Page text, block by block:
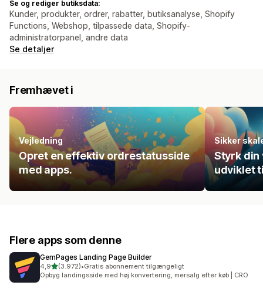
Se og rediger butiksdata:
Kunder, produkter, ordrer, rabatter, butiksanalyse, Shopify
Functions, Webshop, tilpassede data, Shopify-
administratorpanel, andre data
Se detaljer
Fremhævet i
Vejledning
Opret en effektiv ordrestatusside
med apps.
Sikker
Styrk din
udviklet
Flere apps som denne
GemPages Landing Page Builder
4,9ud af 5 stjerner
(3.972)
3972 anmeldelser i alt
•Gratis abonnement tilgængeligt
Opbyg landingsside med høj konvertering, mersalg efter køb | CRO